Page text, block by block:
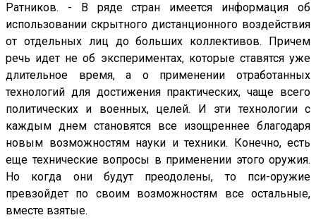
Ратников. - В ряде стран имеется информация об
использовании скрытного дистанционного воздействия
от отдельных лиц до больших коллективов. Причем
речь идет не об экспериментах, которые ставятся уже
длительное время, а о применении отработанных
технологий для достижения практических, чаще всего
политических и военных, целей. И эти технологии с
каждым днем становятся все изощреннее благодаря
новым возможностям науки и техники. Конечно, есть
еще технические вопросы в применении этого оружия.
Но когда они будут преодолены, то пси-оружие
превзойдет по своим возможностям все остальные,
вместе взятые.